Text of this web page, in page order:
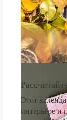
Этот
интерьере и